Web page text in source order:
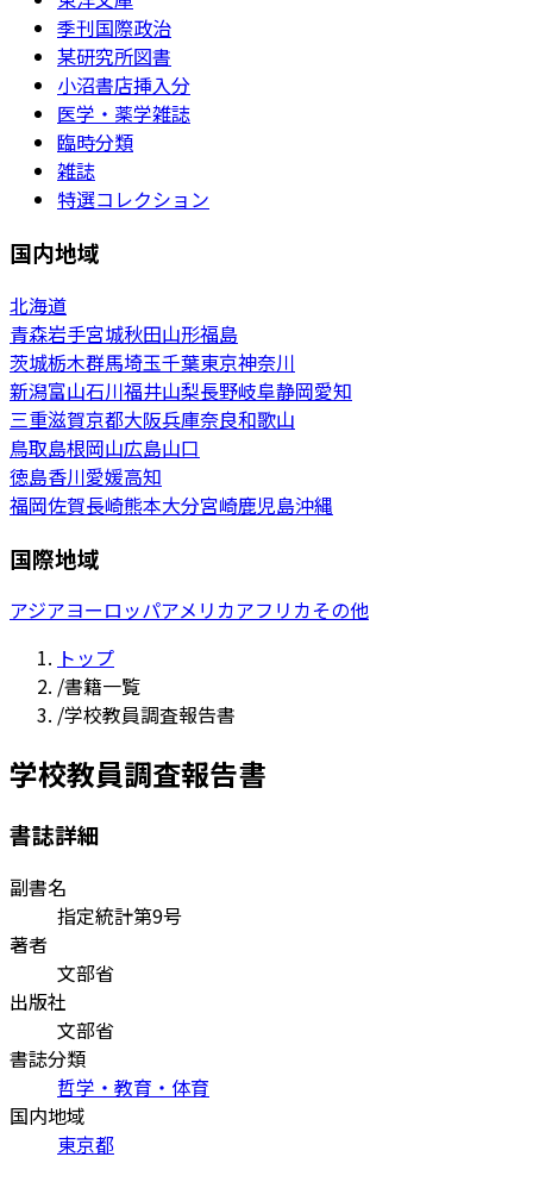
季刊国際政治
某研究所図書
小沼書店挿入分
医学・薬学雑誌
臨時分類
雑誌
特選コレクション
国内地域
北海道
青森岩手宮城秋田山形福島
茨城栃木群馬埼玉千葉東京神奈川
新潟富山石川福井山梨長野岐阜静岡愛知
三重滋賀京都大阪兵庫奈良和歌山
鳥取島根岡山広島山口
徳島香川愛媛高知
福岡佐賀長崎熊本大分宮崎鹿児島沖縄
国際地域
アジアヨーロッパアメリカアフリカその他
トップ
/書籍一覧
/学校教員調査報告書
学校教員調査報告書
書誌詳細
副書名
指定統計第9号
著者
文部省
出版社
文部省
書誌分類
哲学・教育・体育
国内地域
東京都